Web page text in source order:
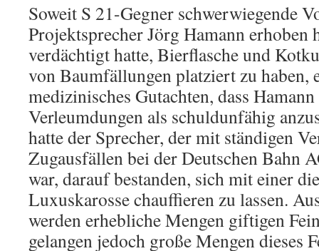
Soweit S 21-Gegner schwerwiegende
Projektsprecher Jörg Hamann erhoben
verdächtigt hatte, Bierflasche und
von Baumfällungen platziert zu haben,
medizinisches Gutachten, dass
Verleumdungen als schuldunfähig
hatte der Sprecher, der mit ständigen
Zugausfällen bei der Deutschen Bahn
war, darauf bestanden, sich mit einer
Luxuskarosse chauffieren zu lassen.
werden erhebliche Mengen giftigen
gelangen jedoch große Mengen dieses